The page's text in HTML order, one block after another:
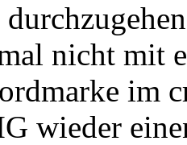
nicht mit
im
wieder